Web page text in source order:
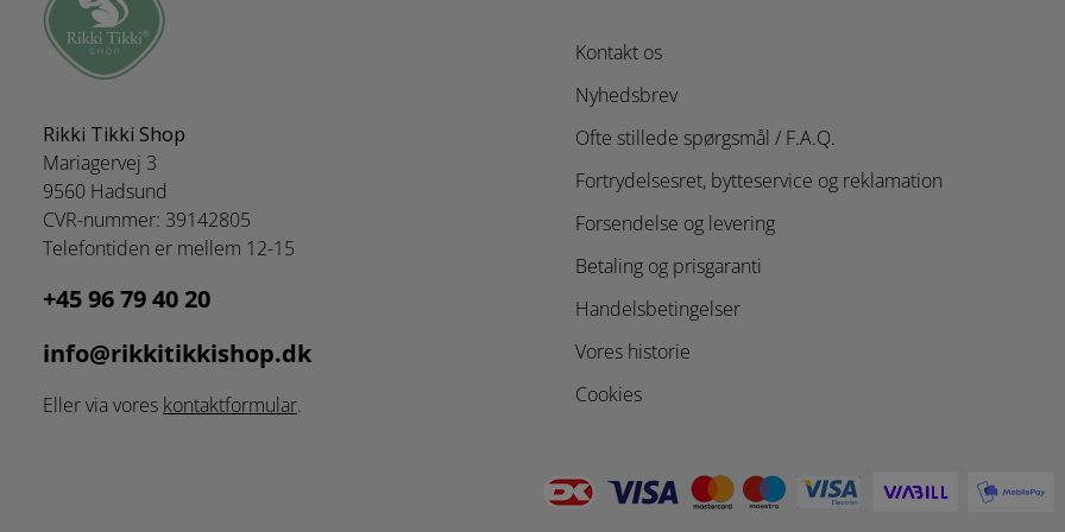
Rikki Tikki Shop
Mariagervej 3
9560 Hadsund
CVR-nummer: 39142805
Telefontiden er mellem 12-15
+45 96 79 40 20
info@rikkitikkishop.dk
Eller via vores kontaktformular.
Kontakt os
Nyhedsbrev
Ofte stillede spørgsmål / F.A.Q.
Fortrydelsesret, bytteservice og reklamation
Forsendelse og levering
Betaling og prisgaranti
Handelsbetingelser
Vores historie
Cookies